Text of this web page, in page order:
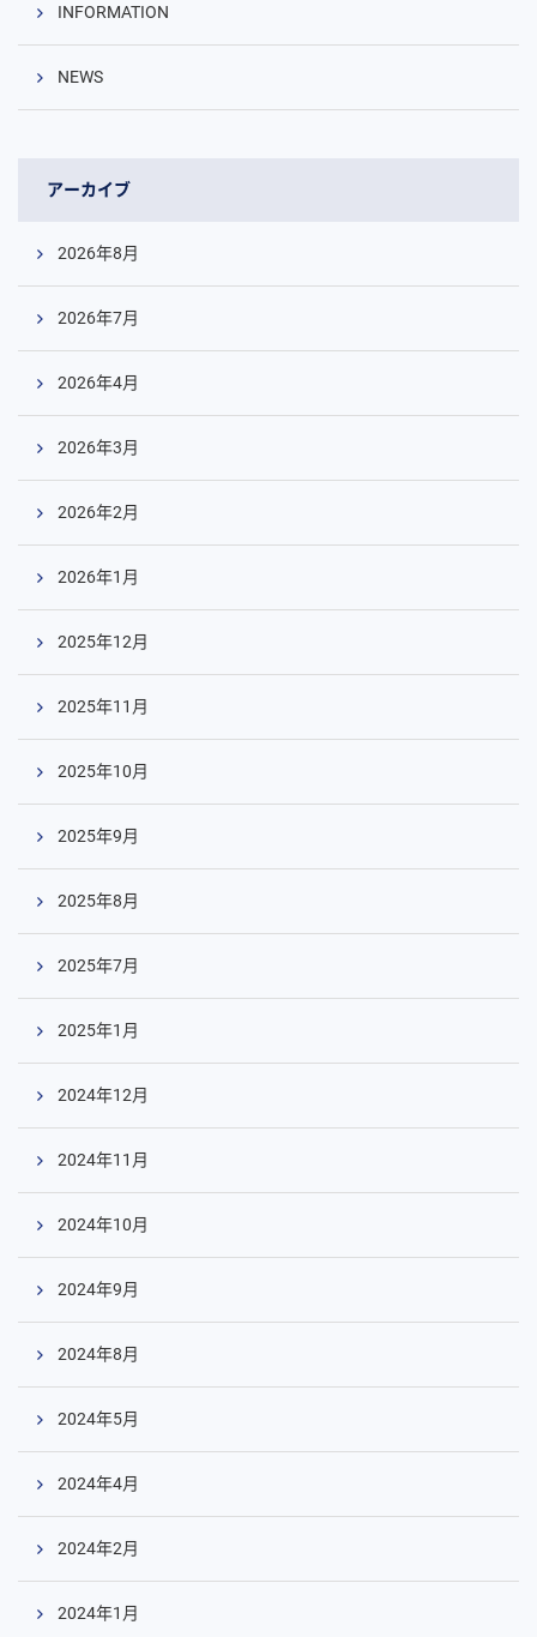
INFORMATION
NEWS
アーカイブ
2026年8月
2026年7月
2026年4月
2026年3月
2026年2月
2026年1月
2025年12月
2025年11月
2025年10月
2025年9月
2025年8月
2025年7月
2025年1月
2024年12月
2024年11月
2024年10月
2024年9月
2024年8月
2024年5月
2024年4月
2024年2月
2024年1月